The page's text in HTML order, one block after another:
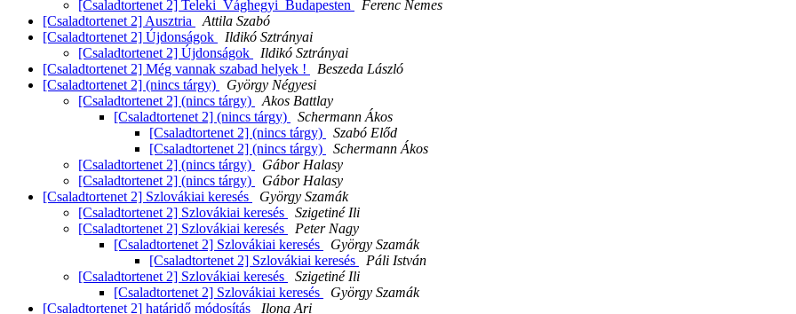
[Csaladtortenet 2] Teleki_Vághegyi_Budapesten
Ferenc Nemes
[Csaladtortenet 2] Ausztria
Attila Szabó
[Csaladtortenet 2] Újdonságok
Ildikó Sztrányai
[Csaladtortenet 2] Újdonságok
Ildikó Sztrányai
[Csaladtortenet 2] Még vannak szabad helyek !
Beszeda László
[Csaladtortenet 2] (nincs tárgy)
György Négyesi
[Csaladtortenet 2] (nincs tárgy)
Akos Battlay
[Csaladtortenet 2] (nincs tárgy)
Schermann Ákos
[Csaladtortenet 2] (nincs tárgy)
Szabó Előd
[Csaladtortenet 2] (nincs tárgy)
Schermann Ákos
[Csaladtortenet 2] (nincs tárgy)
Gábor Halasy
[Csaladtortenet 2] (nincs tárgy)
Gábor Halasy
[Csaladtortenet 2] Szlovákiai keresés
György Szamák
[Csaladtortenet 2] Szlovákiai keresés
Szigetiné Ili
[Csaladtortenet 2] Szlovákiai keresés
Peter Nagy
[Csaladtortenet 2] Szlovákiai keresés
György Szamák
[Csaladtortenet 2] Szlovákiai keresés
Páli István
[Csaladtortenet 2] Szlovákiai keresés
Szigetiné Ili
[Csaladtortenet 2] Szlovákiai keresés
György Szamák
[Csaladtortenet 2] határidő módosítás
Ilona Ari